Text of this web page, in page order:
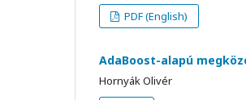
PDF (English)
AdaBoost-alapú
Hornyák Olivér